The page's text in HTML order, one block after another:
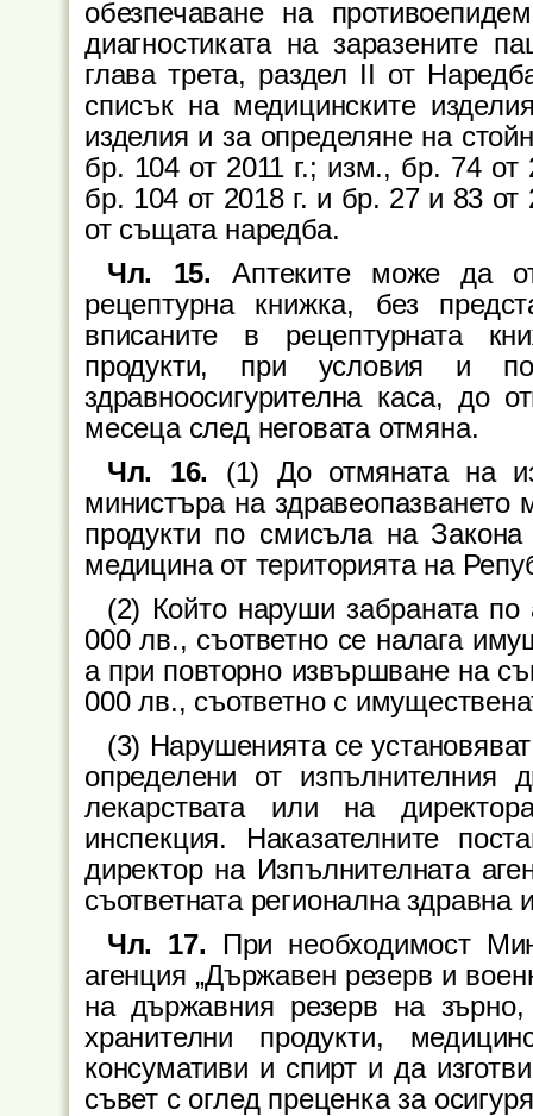
обезпечаване на
диагностиката на заразените
глава трета, раздел II от
списък на медицинските
изделия и за определяне на
бр. 104 от 2011 г.; изм., бр. 74 от
бр. 104 от 2018 г. и бр. 27 и 83
от същата наредба.
Чл. 15. Аптеките може да
рецептурна книжка, без
вписаните в рецептурната
продукти, при условия и
здравноосигурителна каса, до
месеца след неговата отмяна.
Чл. 16. (1) До отмяната на
министъра на
продукти по смисъла на Закона
медицина от територията на
(2) Който наруши забраната
000 лв., съответно се налага
а при повторно извършване на
000 лв., съответно с
(3) Нарушенията се
определени от изпълнителния
лекарствата или на
инспекция. Наказателните
директор на Изпълнителната
съответната регионална здравна
Чл. 17. При необходимост
агенция „Държавен резерв и
на държавния резерв на
хранителни продукти,
консумативи и спирт и да
съвет с оглед преценка за